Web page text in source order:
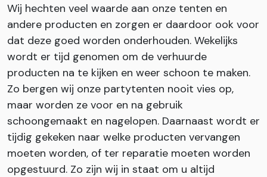
Wij hechten veel waarde aan onze tenten en
andere producten en zorgen er daardoor ook voor
dat deze goed worden onderhouden. Wekelijks
wordt er tijd genomen om de verhuurde
producten na te kijken en weer schoon te maken.
Zo bergen wij onze partytenten nooit vies op,
maar worden ze voor en na gebruik
schoongemaakt en nagelopen. Daarnaast wordt er
tijdig gekeken naar welke producten vervangen
moeten worden, of ter reparatie moeten worden
opgestuurd. Zo zijn wij in staat om u altijd